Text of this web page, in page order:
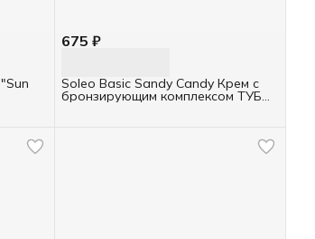
675 ₽
Soleo Basic Sandy Candy Крем с
бронзирующим комплексом ТУБА